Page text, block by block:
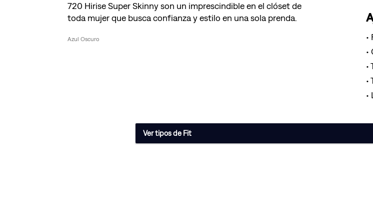
720 Hirise Super Skinny son un imprescindible en el clóset de
toda mujer que busca confianza y estilo en una sola prenda.
Azul Oscuro
Ver tipos de Fit